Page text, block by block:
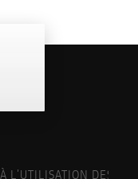
L'UTILISATION DES